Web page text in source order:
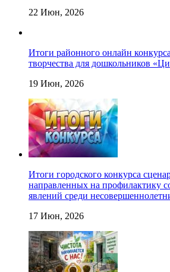
22 Июн, 2026
Итоги районного онлайн
творчества для дошкольников
19 Июн, 2026
Итоги городского конкурса
направленных на профилактику
явлений среди
17 Июн, 2026